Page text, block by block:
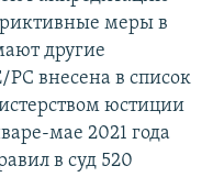
меры в
другие
внесена в список
юстиции
мае 2021 года
в суд 520